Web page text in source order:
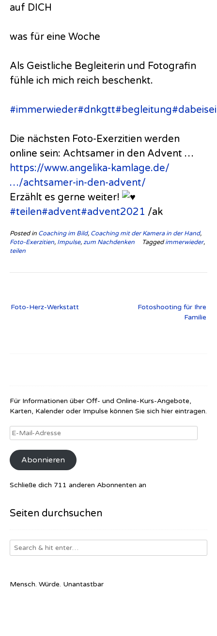
auf DICH
was für eine Woche
Als Geistliche Begleiterin und Fotografin
fühle ich mich reich beschenkt.
#immerwieder#dnkgtt#begleitung
Die nächsten Foto-Exerzitien werden
online sein: Achtsamer in den Advent …
https://www.angelika-kamlage.de/
…/achtsamer-in-den-advent/
Erzählt es gerne weiter!
#teilen#advent#advent2021 /ak
Posted in Coaching im Bild, Coaching mit der Kamera in der Hand,
Foto-Exerzitien, Impulse,zum Nachdenken Taggedimmerwieder,
teilen
Fotoshooting für Ihre
Familie
Foto-Herz-Werkstatt
Für Informationen über Off- und Online-Kurs-Angebote,
Karten, Kalender oder Impulse können Sie sich hier eintragen.
E-
Mail-
Adresse
Abonnieren
Schließe dich 711 anderen Abonnenten an
Seiten durchsuchen
Mensch. Würde. Unantastbar